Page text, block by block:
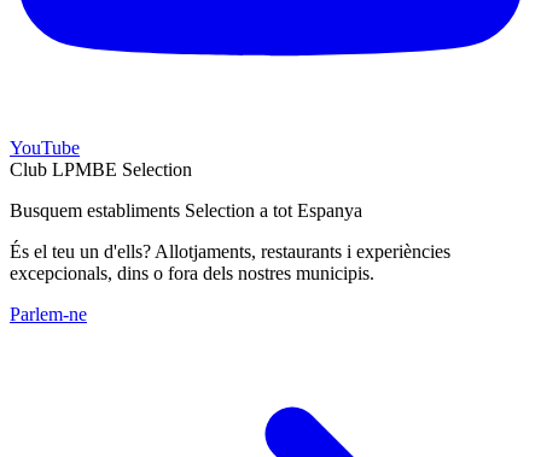
YouTube
Club LPMBE Selection
Busquem establiments Selection a tot Espanya
És el teu un d'ells? Allotjaments, restaurants i experiències
excepcionals, dins o fora dels nostres municipis.
Parlem-ne